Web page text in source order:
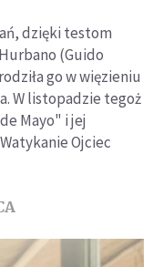
dzięki testom
(Guido
go w więzieniu
W listopadzie tegoż
Mayo" i jej
Ojciec